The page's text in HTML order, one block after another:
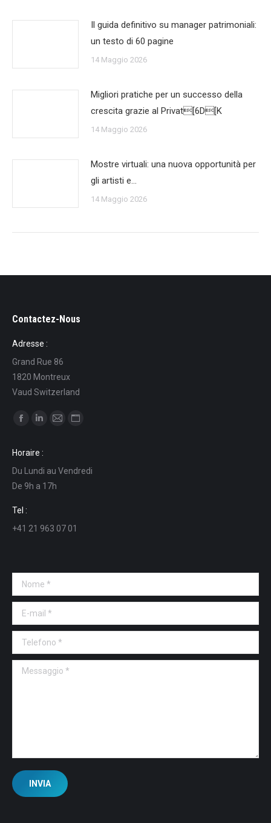
Il guida definitivo su manager patrimoniali:
un testo di 60 pagine
14 Maggio 2026
Migliori pratiche per un successo della
crescita grazie al Privat[6D[K
14 Maggio 2026
Mostre virtuali: una nuova opportunità per
gli artisti e…
14 Maggio 2026
Contactez-Nous
Adresse :
Grand Rue 86
1820 Montreux
Vaud Switzerland
Ci puoi trovare su:
opens
in
new
window
opens
in
new
in
opens
Horaire :
Du Lundi au Vendredi
De 9h a 17h
Tel :
+41 21 963 07 01
Nome *
E-mail *
Telefono *
Messaggio *
INVIA